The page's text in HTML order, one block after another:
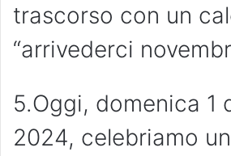
trascorso con un
“arrivederci
5.Oggi, domenica 1
2024, celebriamo